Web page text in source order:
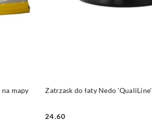
mapy
Zatrzask do łaty Nedo 'QualiLine'
24.60